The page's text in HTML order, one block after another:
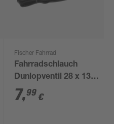
Fischer Fahrrad
Fahrradschlauch
Dunlopventil 28 x 13/8
- 1,75
7,99 €